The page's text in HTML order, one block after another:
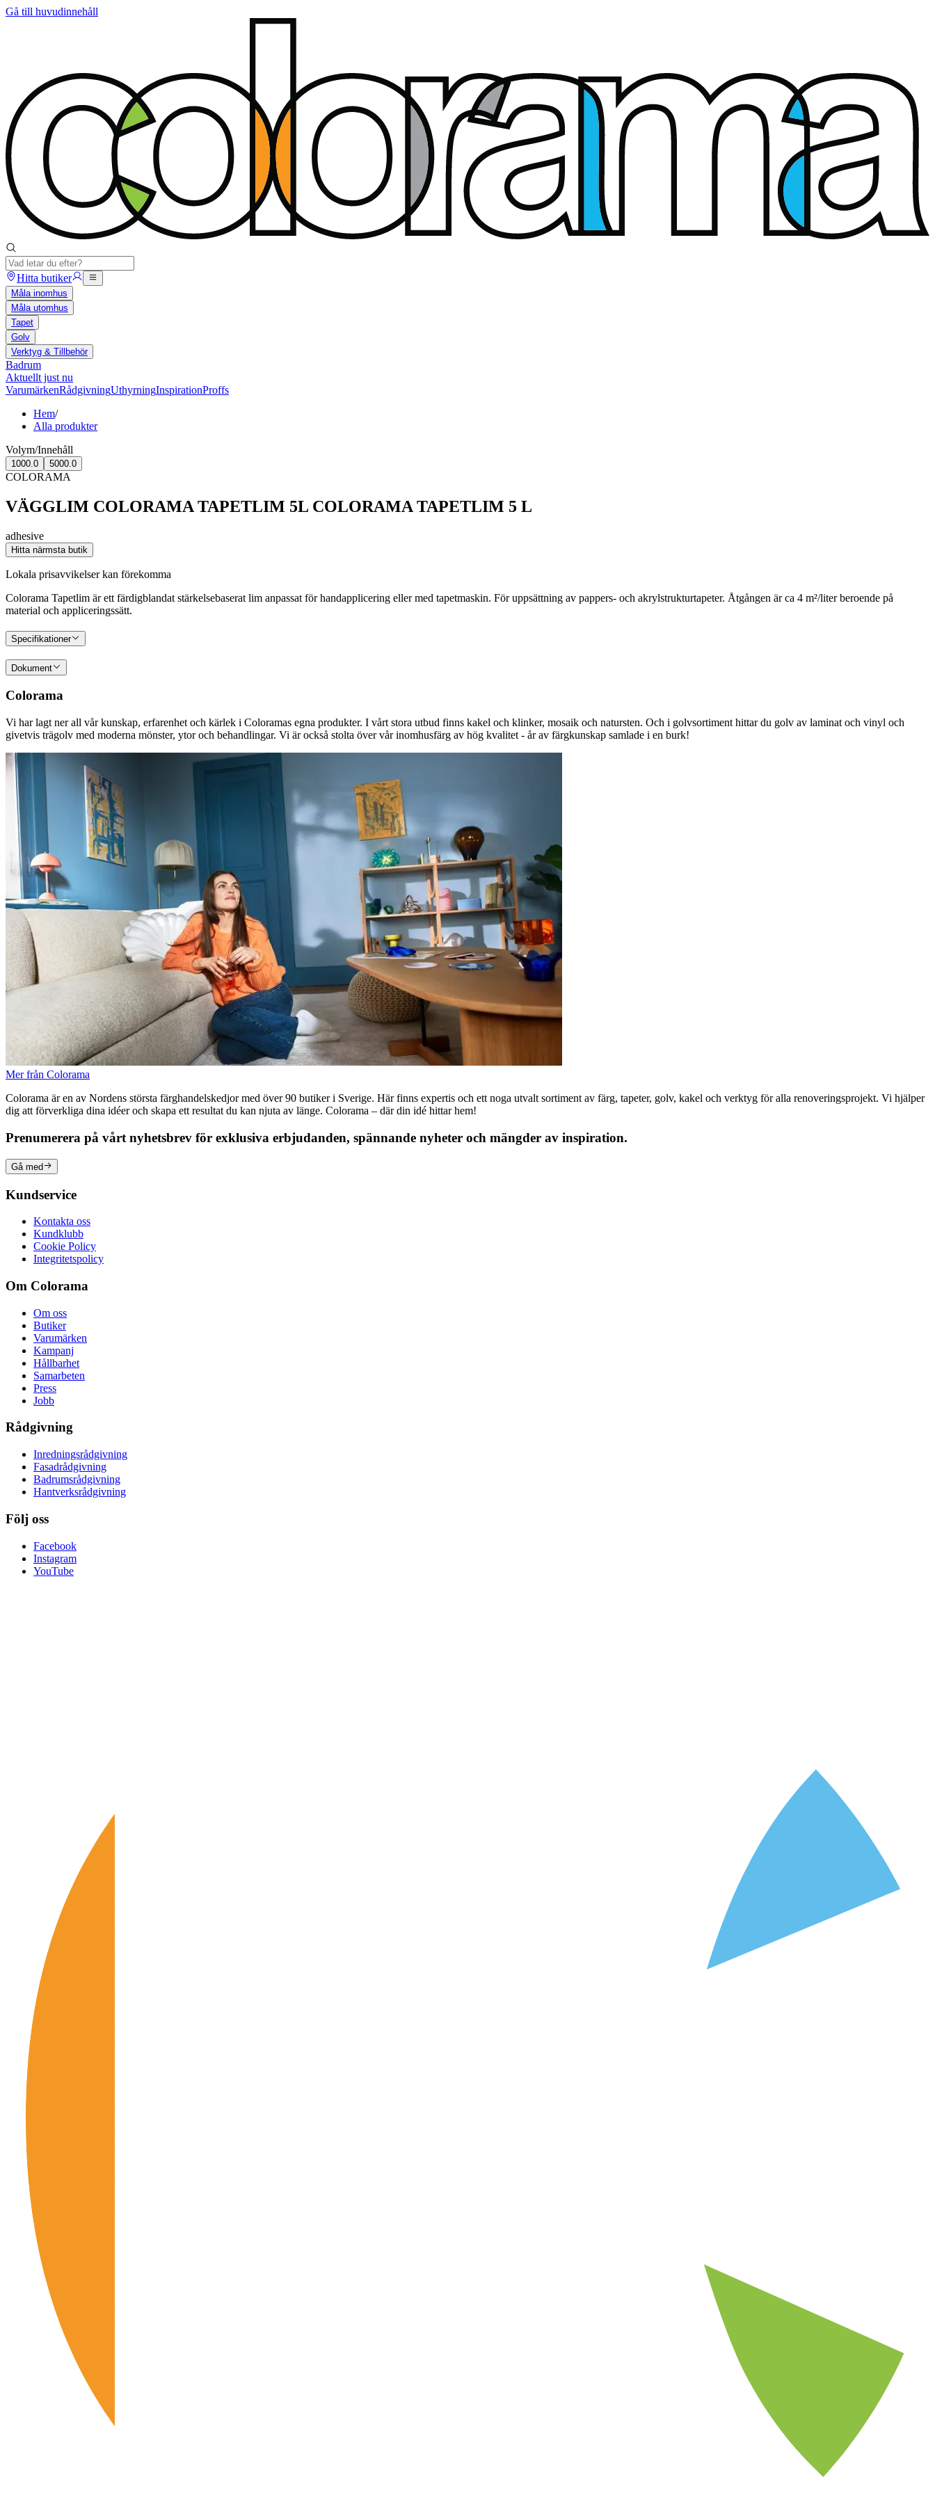
Gå till huvudinnehåll
Hitta butiker
Måla inomhus
Måla utomhus
Tapet
Golv
Verktyg & Tillbehör
Badrum
Aktuellt just nu
VarumärkenRådgivningUthyrningInspirationProffs
Hem/
Alla produkter
Volym/Innehåll
1000.0 5000.0
COLORAMA
VÄGGLIM COLORAMA TAPETLIM 5L COLORAMA TAPETLIM 5 L
adhesive
Hitta närmsta butik
Lokala prisavvikelser kan förekomma
Colorama Tapetlim är ett färdigblandat stärkelsebaserat lim anpassat för handapplicering eller med tapetmaskin. För uppsättning av pappers- och akrylstrukturtapeter. Åtgången är ca 4 m²/liter beroende på
material och appliceringssätt.
Specifikationer
Dokument
Colorama
Vi har lagt ner all vår kunskap, erfarenhet och kärlek i Coloramas egna produkter. I vårt stora utbud finns kakel och klinker, mosaik och natursten. Och i golvsortiment hittar du golv av laminat och vinyl och
givetvis trägolv med moderna mönster, ytor och behandlingar. Vi är också stolta över vår inomhusfärg av hög kvalitet - år av färgkunskap samlade i en burk!
Mer från Colorama
Colorama är en av Nordens största färghandelskedjor med över 90 butiker i Sverige. Här finns expertis och ett noga utvalt sortiment av färg, tapeter, golv, kakel och verktyg för alla renoveringsprojekt. Vi hjälper
dig att förverkliga dina idéer och skapa ett resultat du kan njuta av länge. Colorama – där din idé hittar hem!
Prenumerera på vårt nyhetsbrev för exklusiva erbjudanden, spännande nyheter och mängder av inspiration.
Gå med
Kundservice
Kontakta oss
Kundklubb
Cookie Policy
Integritetspolicy
Om Colorama
Om oss
Butiker
Varumärken
Kampanj
Hållbarhet
Samarbeten
Press
Jobb
Rådgivning
Inredningsrådgivning
Fasadrådgivning
Badrumsrådgivning
Hantverksrådgivning
Följ oss
Facebook
Instagram
YouTube